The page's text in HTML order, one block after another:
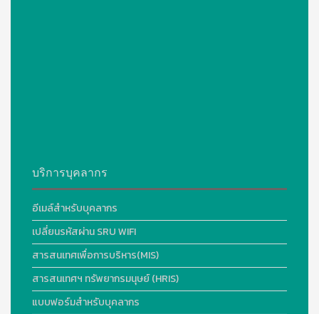
บริการบุคลากร
อีเมล์สำหรับบุคลากร
เปลี่ยนรหัสผ่าน SRU WIFI
สารสนเทศเพื่อการบริหาร(MIS)
สารสนเทศฯ ทรัพยากรมนุษย์ (HRIS)
แบบฟอร์มสำหรับบุคลากร